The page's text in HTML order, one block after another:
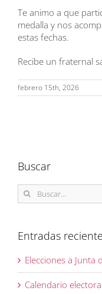
Te animo a que
medalla y nos
estas fechas.
Recibe un fraternal
febrero 15th, 2026
Buscar
Buscar:
Entradas
Elecciones a
Calendario